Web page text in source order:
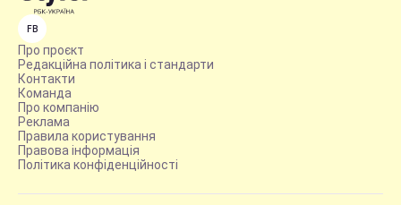
FB
Про проєкт
Редакційна політика і стандарти
Контакти
Команда
Про компанію
Реклама
Правила користування
Правова інформація
Політика конфіденційності